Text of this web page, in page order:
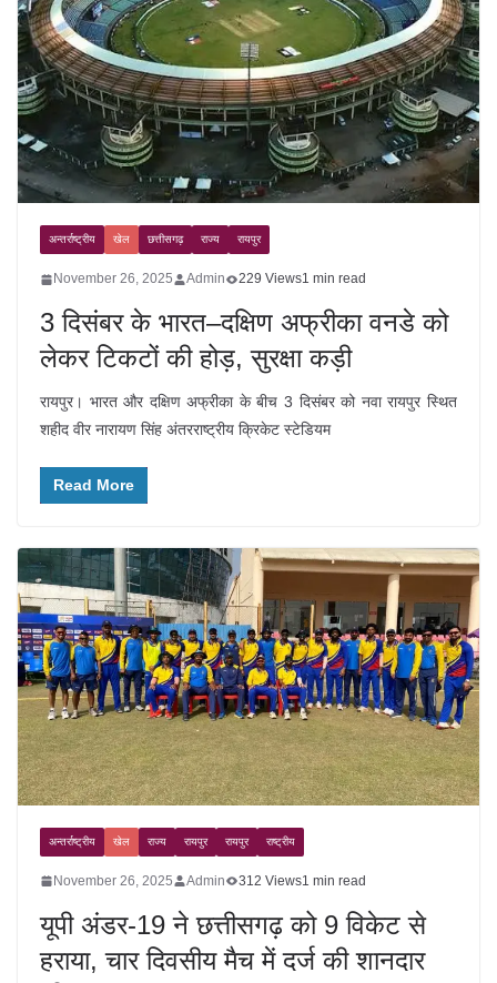
अन्तर्राष्ट्रीय खेल छत्तीसगढ़ राज्य रायपुर
November 26, 2025 Admin 229 Views1 min read
3 दिसंबर के भारत–दक्षिण अफ्रीका वनडे को
लेकर टिकटों की होड़, सुरक्षा कड़ी
रायपुर। भारत और दक्षिण अफ्रीका के बीच 3 दिसंबर को नवा रायपुर स्थित
शहीद वीर नारायण सिंह अंतरराष्ट्रीय क्रिकेट स्टेडियम
Read More
अन्तर्राष्ट्रीय खेल राज्य रायपुर रायपुर राष्ट्रीय
November 26, 2025 Admin 312 Views1 min read
यूपी अंडर-19 ने छत्तीसगढ़ को 9 विकेट से
हराया, चार दिवसीय मैच में दर्ज की शानदार